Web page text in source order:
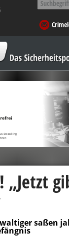
nach:
„Jetzt
saßen